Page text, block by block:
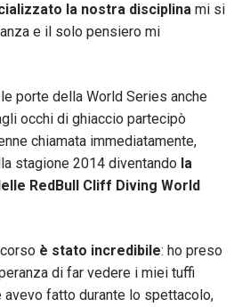
la nostra disciplina mi si
e il solo pensiero mi
porte della World Series anche
occhi di ghiaccio partecipò
chiamata immediatamente,
stagione 2014 diventando la
RedBull Cliff Diving World
è stato incredibile: ho preso
di far vedere i miei tuffi
fatto durante lo spettacolo,